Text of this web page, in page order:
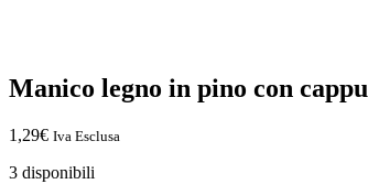
Manico legno in pino con
1,29€ Iva Esclusa
3 disponibili